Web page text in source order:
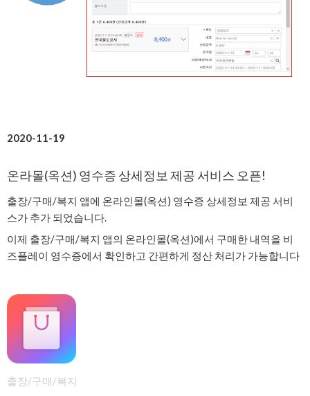
2020-11-19
온라몰(옥션) 영수증 상세정보 제공 서비스 오픈!
출장/구매/복지 앱에 온라인몰(옥션) 영수증 상세정보 제공 서비
스가 추가 되었습니다.
이제 출장/구매/복지 앱의 온라인몰(옥션)에서 구매한 내역을 비
즈플레이 영수증에서 확인하고 간편하게 정산 처리가 가능합니다
출장/구매/복지